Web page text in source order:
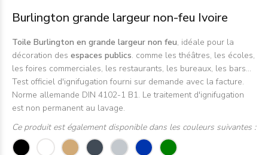
Burlington grande largeur non-feu Ivoire
Toile Burlington en grande largeur non feu, idéale pour la
décoration des espaces publics. comme les théâtres, les écoles,
les foires commerciales, les restaurants, les bureaux, les bars...
Test officiel d'ignifugation fourni sur demande avec la facture.
Norme allemande DIN 4102-1 B1. Le traitement d'ignifugation
est non permanent au lavage.
Ce produit est également disponible dans les couleurs suivantes :